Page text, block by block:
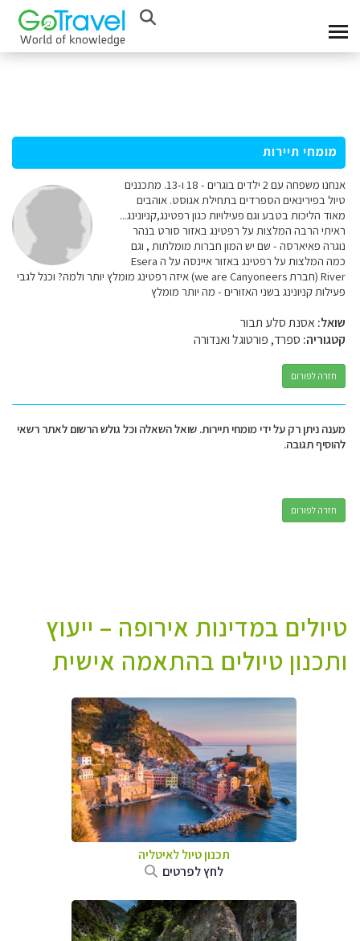
מומחי תיירות
אנחנו משפחה עם 2 ילדים בוגרים - 18 ו-13. מתכננים
טיול בפירינאים הספרדים בתחילת אגוסט. אוהבים
מאוד הליכות בטבע וגם פעילויות כגון רפטינג,קניונינג...
ראיתי הרבה המלצות על רפטינג באזור סורט בנהר
נוגרה פאיארסה - שם יש המון חברות מומלתות , וגם
כמה המלצות על רפטינג באזור איינסה על ה Esera
River (חברת we are Canyoneers)‬ איזה רפטינג מומלץ יותר ולמה? וכנל לגבי
פעילות קניונינג בשני האזורים - מה יותר מומלץ
שואל:אסנת סלע תבור
קטגוריה: ספרד, פורטוגל ואנדורה
חזרה לפורום
מענה ניתן רק על ידי מומחי תיירות. שואל השאלה וכל גולש הרשום לאתר רשאי
להוסיף תגובה.
חזרה לפורום
טיולים במדינות אירופה – ייעוץ
ותכנון טיולים בהתאמה אישית
תכנון טיול לאיטליה
לחץ לפרטים